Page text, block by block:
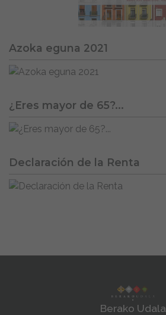
Azoka eguna 2021
¿Eres mayor de 65?...
Declaración de la Renta
Berako Udala